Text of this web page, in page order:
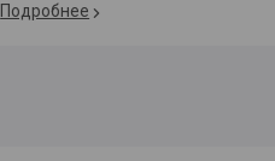
Подробнее